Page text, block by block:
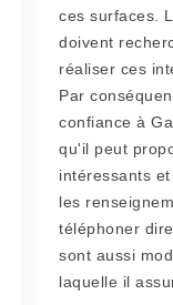
ces surfaces.
doivent
réaliser ces
Par
confiance à
qu'il peut
intéressants
les
téléphoner
sont aussi
laquelle il